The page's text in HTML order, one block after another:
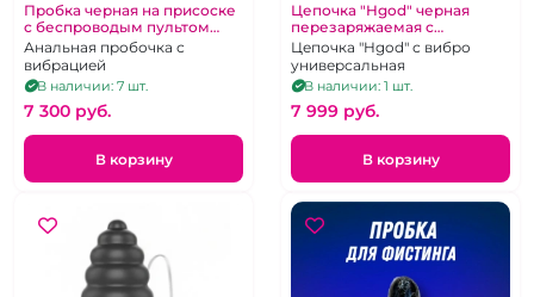
Пробка черная на присоске
с беспроводым пультом
Shock
Анальная пробочка с
вибрацией
В наличии: 7 шт.
7 300 pуб.
В корзину
Цепочка "Hgod" черная
перезаряжаемая с
колечком
Цепочка "Hgod" с вибро
универсальная
В наличии: 1 шт.
7 999 pуб.
В корзину